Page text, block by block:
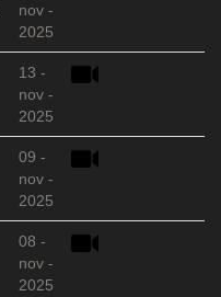
nov -
2025
13 -
nov -
2025
09 -
nov -
2025
08 -
nov -
2025